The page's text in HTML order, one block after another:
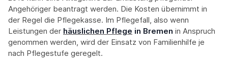
Angehöriger beantragt werden. Die Kosten übernimmt in
der Regel die Pflegekasse. Im Pflegefall, also wenn
Leistungen der häuslichen Pflege in Bremen in Anspruch
genommen werden, wird der Einsatz von Familienhilfe je
nach Pflegestufe geregelt.